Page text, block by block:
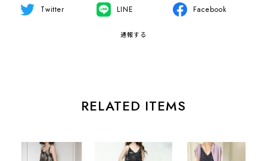
Twitter LINE Facebook
通報する
RELATED ITEMS